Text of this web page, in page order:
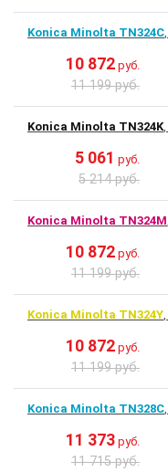
Konica Minolta TN324C
10 872 руб.
11 199 руб.
Konica Minolta TN324K
5 061 руб.
5 214 руб.
Konica Minolta TN324M
10 872 руб.
11 199 руб.
Konica Minolta TN324Y
10 872 руб.
11 199 руб.
Konica Minolta TN328C
11 373 руб.
11 715 руб.